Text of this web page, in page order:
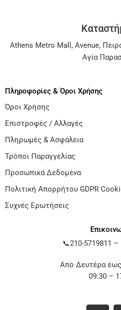
Athens Metro Mall , Avenue,
Αγία
Πληροφορίες & Όροι Χρήσης
Όροι Χρήσης
Επιστροφές / Αλλαγές
Πληρωμές & Ασφάλεια
Τρόποι Παραγγελίας
Προσωπικά Δεδομένα
Πολιτική Απορρήτου GDPR
Συχνές Ερωτήσεις
📞210-5719811 –
Από Δευτέρα
09:30 –